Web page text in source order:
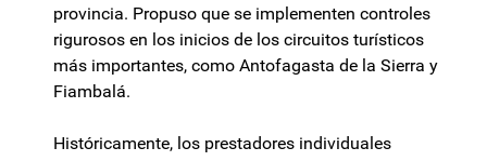
provincia. Propuso que se implementen controles
rigurosos en los inicios de los circuitos turísticos
más importantes, como Antofagasta de la Sierra y
Fiambalá.
Históricamente, los prestadores individuales